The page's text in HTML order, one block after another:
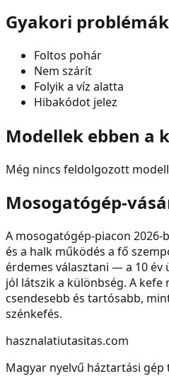
Gyakori problémák
Foltos pohár
Nem szárít
Folyik a víz alatta
Hibakódot jelez
Modellek ebben a
Még nincs feldolgozott
Mosogatógép-
A mosogatógép-piacon 2026-
és a halk működés a fő
érdemes választani — a 10 év
jól látszik a különbség. A
csendesebb és tartósabb,
szénkefés.
hasznalatiutasitas.com
Magyar nyelvű háztartási